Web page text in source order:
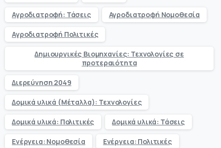
Αγροδιατροφή: Τάσεις Αγροδιατροφή Νομοθεσία
Αγροδιατροφή Πολιτικές
Δημιουργικές Βιομηχανίες: Τεχνολογίες σε
προτεραιότητα
Διερεύνηση 2049
Δομικά υλικά (Μέταλλα): Τεχνολογίες
Δομικά υλικά: Πολιτικές Δομικά υλικά: Τάσεις
Ενέργεια: Νομοθεσία Ενέργεια: Πολιτικές